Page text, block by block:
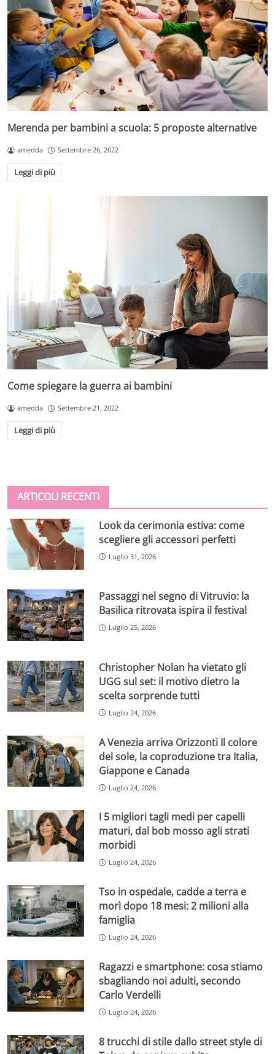
Merenda per bambini a scuola: 5 proposte alternative
amedda Settembre 26, 2022
Leggi di più
Come spiegare la guerra ai bambini
amedda Settembre 21, 2022
Leggi di più
ARTICOLI RECENTI
Look da cerimonia estiva: come
scegliere gli accessori perfetti
Luglio 31, 2026
Passaggi nel segno di Vitruvio: la
Basilica ritrovata ispira il festival
Luglio 25, 2026
Christopher Nolan ha vietato gli
UGG sul set: il motivo dietro la
scelta sorprende tutti
Luglio 24, 2026
A Venezia arriva Orizzonti Il colore
del sole, la coproduzione tra Italia,
Giappone e Canada
Luglio 24, 2026
I 5 migliori tagli medi per capelli
maturi, dal bob mosso agli strati
morbidi
Luglio 24, 2026
Tso in ospedale, cadde a terra e
morì dopo 18 mesi: 2 milioni alla
famiglia
Luglio 24, 2026
Ragazzi e smartphone: cosa stiamo
sbagliando noi adulti, secondo
Carlo Verdelli
Luglio 24, 2026
8 trucchi di stile dallo street style di